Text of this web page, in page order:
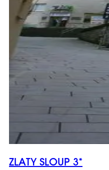
ZLATY SLOUP 3*